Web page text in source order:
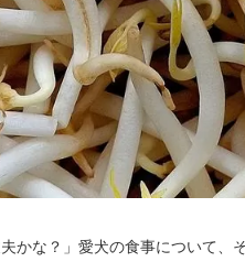
かな？」愛犬の食事について、